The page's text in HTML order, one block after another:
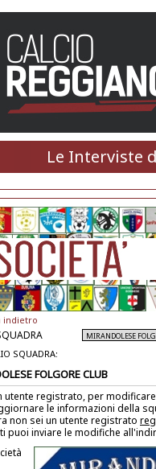
Le Interviste
indietro
SQUADRA:
FOLGORE CLUB
utente registrato, per
le informazioni della
non sei un utente registrato
puoi inviare le modifiche